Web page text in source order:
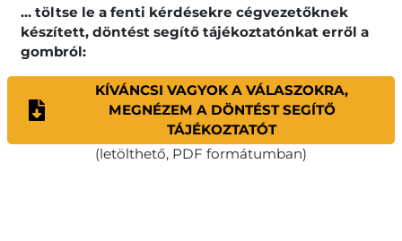
... töltse le a fenti kérdésekre cégvezetőknek
készített, döntést segítő tájékoztatónkat erről a
gombról:
KÍVÁNCSI VAGYOK A VÁLASZOKRA,
MEGNÉZEM A DÖNTÉST SEGÍTŐ
TÁJÉKOZTATÓT
(letölthető, PDF formátumban)